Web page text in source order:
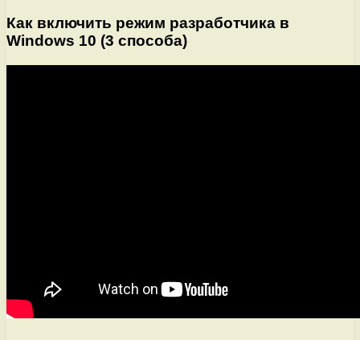
Как включить режим разработчика в
Windows 10 (3 способа)